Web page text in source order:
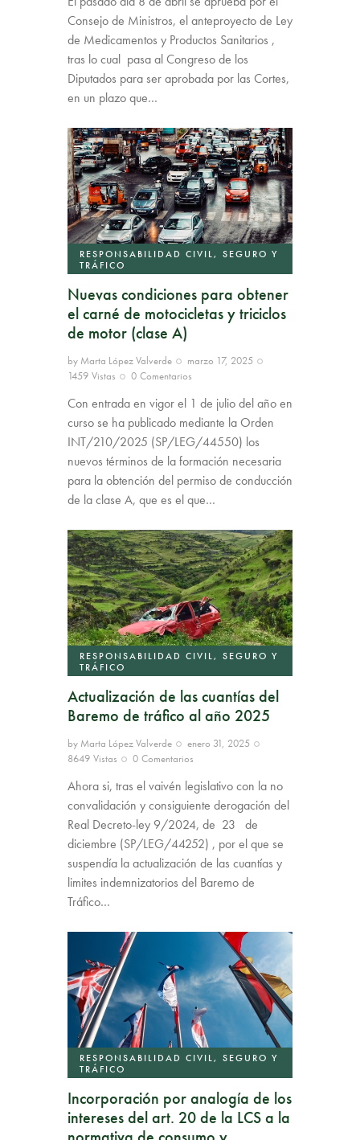
Consejo de Ministros, el anteproyecto de Ley
de Medicamentos y Productos Sanitarios ,
tras lo cual pasa al Congreso de los
Diputados para ser aprobada por las Cortes,
en un plazo que…
RESPONSABILIDAD CIVIL, SEGURO Y
TRÁFICO
Nuevas condiciones para obtener
el carné de motocicletas y triciclos
de motor (clase A)
by Marta López Valverde
marzo 17, 2025
1459 Vistas 0 Comentarios
Con entrada en vigor el 1 de julio del año en
curso se ha publicado mediante la Orden
INT/210/2025 (SP/LEG/44550) los
nuevos términos de la formación necesaria
para la obtención del permiso de conducción
de la clase A, que es el que…
RESPONSABILIDAD CIVIL, SEGURO Y
TRÁFICO
Actualización de las cuantías del
Baremo de tráfico al año 2025
by Marta López Valverde
enero 31, 2025
8649 Vistas 0 Comentarios
Ahora si, tras el vaivén legislativo con la no
convalidación y consiguiente derogación del
Real Decreto-ley 9/2024, de 23 de
diciembre (SP/LEG/44252) , por el que se
suspendía la actualización de las cuantías y
limites indemnizatorios del Baremo de
Tráfico…
RESPONSABILIDAD CIVIL, SEGURO Y
TRÁFICO
Incorporación por analogía de los
intereses del art. 20 de la LCS a la